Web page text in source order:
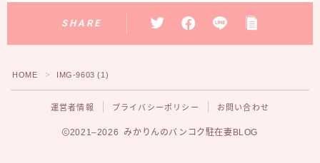
SHARE
HOME ＞ IMG-9603 (1)
運営者情報 プライバシーポリシー お問い合わせ
2021–2026 みかりんのバンコク駐在妻BLOG